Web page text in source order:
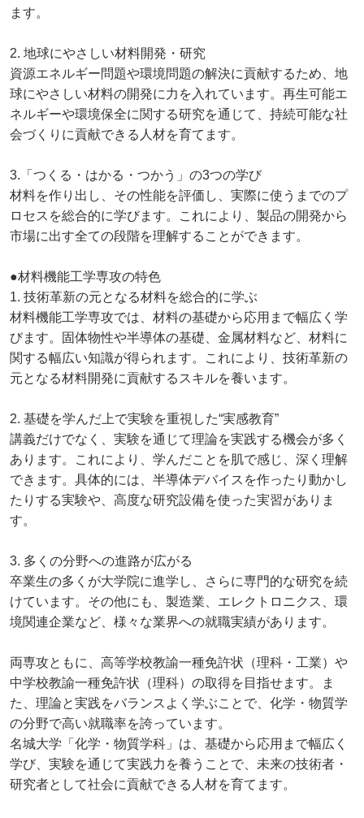
ます。
2. 地球にやさしい材料開発・研究
資源エネルギー問題や環境問題の解決に貢献するため、地
球にやさしい材料の開発に力を入れています。再生可能エ
ネルギーや環境保全に関する研究を通じて、持続可能な社
会づくりに貢献できる人材を育てます。
3.「つくる・はかる・つかう」の3つの学び
材料を作り出し、その性能を評価し、実際に使うまでのプ
ロセスを総合的に学びます。これにより、製品の開発から
市場に出す全ての段階を理解することができます。
●材料機能工学専攻の特色
1. 技術革新の元となる材料を総合的に学ぶ
材料機能工学専攻では、材料の基礎から応用まで幅広く学
びます。固体物性や半導体の基礎、金属材料など、材料に
関する幅広い知識が得られます。これにより、技術革新の
元となる材料開発に貢献するスキルを養います。
2. 基礎を学んだ上で実験を重視した“実感教育”
講義だけでなく、実験を通じて理論を実践する機会が多く
あります。これにより、学んだことを肌で感じ、深く理解
できます。具体的には、半導体デバイスを作ったり動かし
たりする実験や、高度な研究設備を使った実習がありま
す。
3. 多くの分野への進路が広がる
卒業生の多くが大学院に進学し、さらに専門的な研究を続
けています。その他にも、製造業、エレクトロニクス、環
境関連企業など、様々な業界への就職実績があります。
両専攻ともに、高等学校教諭一種免許状（理科・工業）や
中学校教諭一種免許状（理科）の取得を目指せます。ま
た、理論と実践をバランスよく学ぶことで、化学・物質学
の分野で高い就職率を誇っています。
名城大学「化学・物質学科」は、基礎から応用まで幅広く
学び、実験を通じて実践力を養うことで、未来の技術者・
研究者として社会に貢献できる人材を育てます。